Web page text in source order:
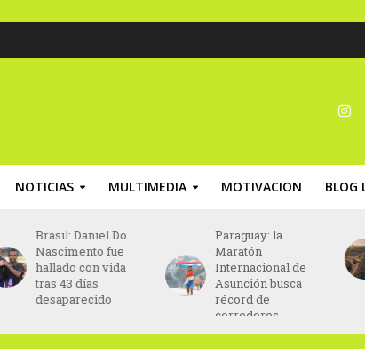
NOTICIAS MULTIMEDIA MOTIVACION BLOG
Daniel Do
fue
con vida
43 días
Paraguay: la
Maratón
Internacional de
Asunción busca
récord de
corredores
en